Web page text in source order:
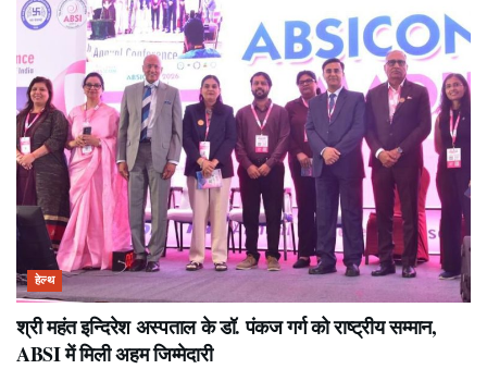
हेल्थ
श्री महंत इन्दिरेश अस्पताल के डॉ. पंकज गर्ग को राष्ट्रीय सम्मान,
ABSI में मिली अहम जिम्मेदारी